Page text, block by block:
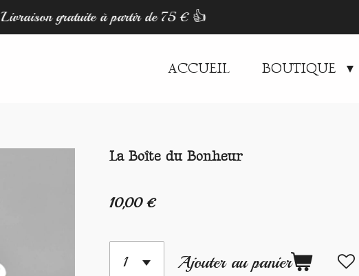
Livraison gratuite à partir de 75 € 👍
ACCUEIL BOUTIQUE
La Boîte du Bonheur
10,00 €
Ajouter au panier